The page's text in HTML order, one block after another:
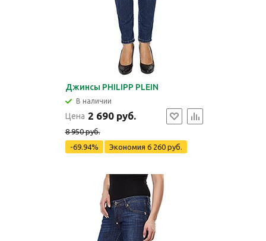
Джинсы PHILIPP PLEIN
В наличии
Цена 2 690 руб.
8 950 руб.
-69.94%
Экономия 6 260 руб.